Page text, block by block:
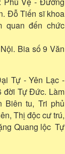
Đỗ Tiến sĩ khoa
quan đến chức
Bia số 9 Văn
Tự - Yên Lạc -
đời Tự Đức. Làm
Biên tu, Tri phủ
Thị độc cư trú,
Quang lộc Tự